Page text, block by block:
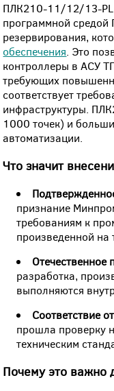
ПЛК210-11/12/13-PL
программной средой
резервирования,
обеспечения . Это
контроллеры в АСУ
требующих
соответствует
инфраструктуры.
1000 точек) и
автоматизации.
Что значит
признание
требованиям к
произведенной на
Отечественное
разработка,
выполняются
Соответствие
прошла проверку
техническим
Почему это важно